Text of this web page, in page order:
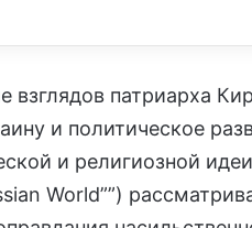
взглядов патриарха
и политическое
и религиозной
World””)